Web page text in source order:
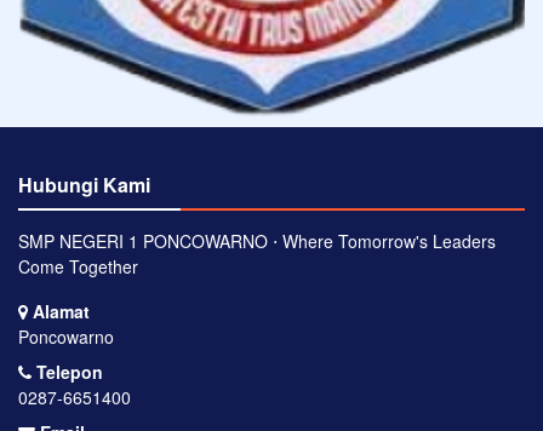
Hubungi Kami
SMP NEGERI 1 PONCOWARNO ⋅ Where Tomorrow's Leaders
Come Together
Alamat
Poncowarno
Telepon
0287-6651400